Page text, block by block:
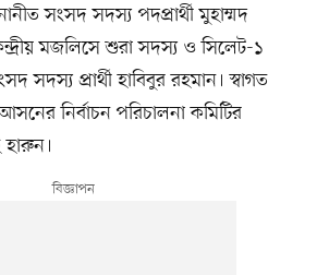
সংসদ সদস্য পদপ্রার্থী মুহাম্মদ
মজলিসে শুরা সদস্য ও সিলেট-১
সদস্য প্রার্থী হাবিবুর রহমান। স্বাগত
নির্বাচন পরিচালনা কমিটির